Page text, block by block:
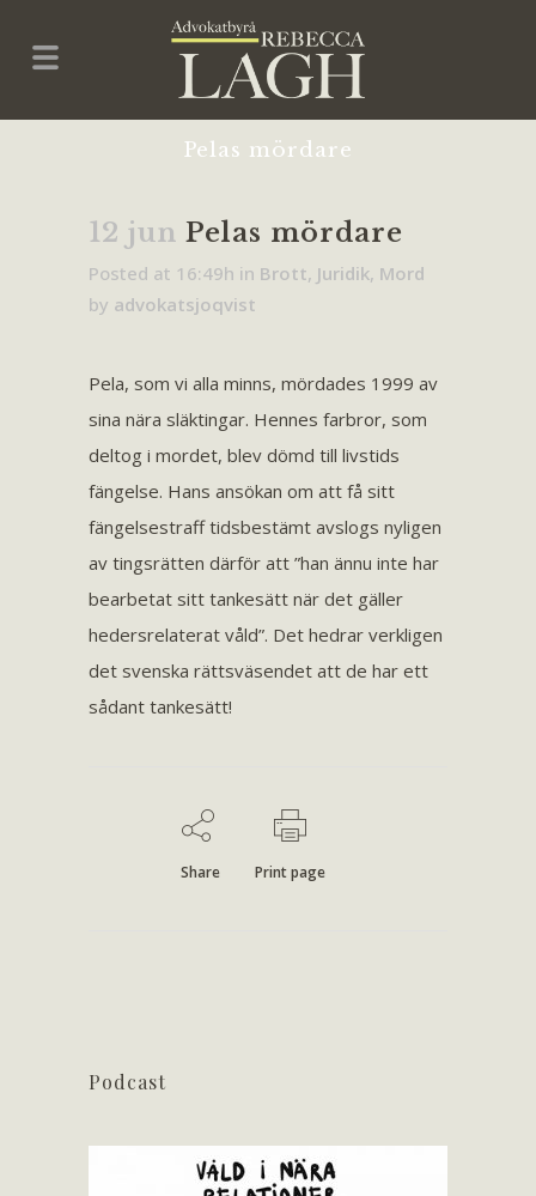
Pelas mördare
12 jun Pelas mördare
Posted at 16:49h in Brott, Juridik, Mord
by advokatsjoqvist
Pela, som vi alla minns, mördades 1999 av
sina nära släktingar. Hennes farbror, som
deltog i mordet, blev dömd till livstids
fängelse. Hans ansökan om att få sitt
fängelsestraff tidsbestämt avslogs nyligen
av tingsrätten därför att ”han ännu inte har
bearbetat sitt tankesätt när det gäller
hedersrelaterat våld”. Det hedrar verkligen
det svenska rättsväsendet att de har ett
sådant tankesätt!
Share Print page
Podcast